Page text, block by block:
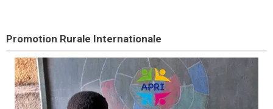
Promotion Rurale Internationale